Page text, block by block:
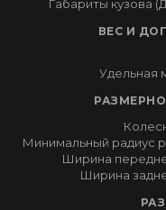
Габариты кузова
ВЕС И
Удельная
Минимальный радиус
Ширина
Ширина